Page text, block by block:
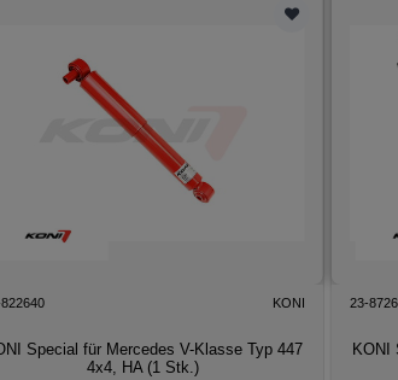
KONI
Special für Mercedes V-Klasse Typ 447
4x4, HA (1 Stk.)
23-
KONI